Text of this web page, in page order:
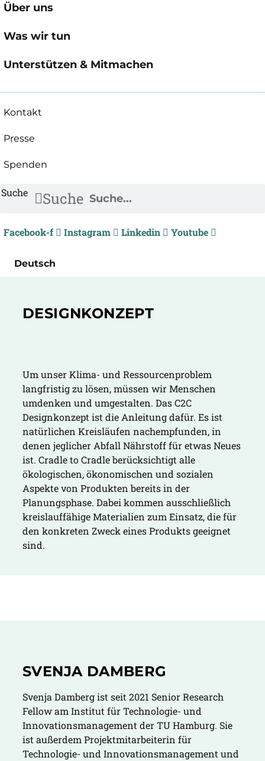
Über uns
Was wir tun
Unterstützen & Mitmachen
Kontakt
Presse
Spenden
Suche Suche
Facebook-f Instagram Linkedin Youtube
Deutsch
DESIGNKONZEPT
Um unser Klima- und Ressourcenproblem
langfristig zu lösen, müssen wir Menschen
umdenken und umgestalten. Das C2C
Designkonzept ist die Anleitung dafür. Es ist
natürlichen Kreisläufen nachempfunden, in
denen jeglicher Abfall Nährstoff für etwas Neues
ist. Cradle to Cradle berücksichtigt alle
ökologischen, ökonomischen und sozialen
Aspekte von Produkten bereits in der
Planungsphase. Dabei kommen ausschließlich
kreislauffähige Materialien zum Einsatz, die für
den konkreten Zweck eines Produkts geeignet
sind.
SVENJA DAMBERG
Svenja Damberg ist seit 2021 Senior Research
Fellow am Institut für Technologie- und
Innovationsmanagement der TU Hamburg. Sie
ist außerdem Projektmitarbeiterin für
Technologie- und Innovationsmanagement und